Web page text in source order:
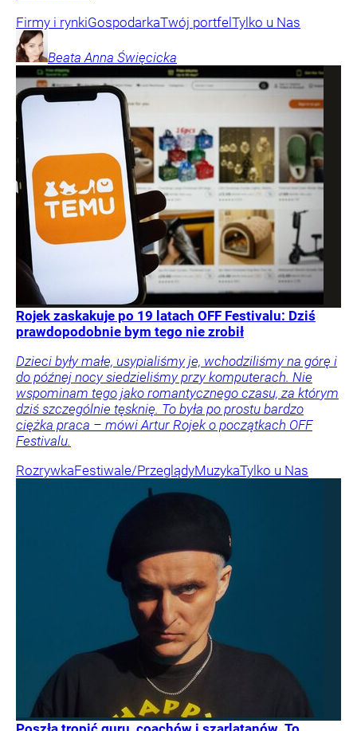
Firmy i rynkiGospodarkaTwój portfelTylko u Nas
Beata Anna Święcicka
Rojek zaskakuje po 19 latach OFF Festivalu: Dziś
prawdopodobnie bym tego nie zrobił
Dzieci były małe, usypialiśmy je, wchodziliśmy na górę i
do późnej nocy siedzieliśmy przy komputerach. Nie
wspominam tego jako romantycznego czasu, za którym
dziś szczególnie tęsknię. To była po prostu bardzo
ciężka praca – mówi Artur Rojek o początkach OFF
Festivalu.
RozrywkaFestiwale/PrzeglądyMuzykaTylko u Nas